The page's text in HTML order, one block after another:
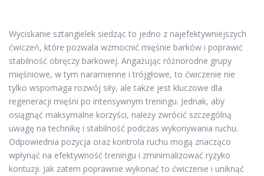
Wyciskanie sztangielek siedząc to jedno z najefektywniejszych
ćwiczeń, które pozwala wzmocnić mięśnie barków i poprawić
stabilność obręczy barkowej. Angażując różnorodne grupy
mięśniowe, w tym naramienne i trójgłowe, to ćwiczenie nie
tylko wspomaga rozwój siły, ale także jest kluczowe dla
regeneracji mięśni po intensywnym treningu. Jednak, aby
osiągnąć maksymalne korzyści, należy zwrócić szczególną
uwagę na technikę i stabilność podczas wykonywania ruchu.
Odpowiednia pozycja oraz kontrola ruchu mogą znacząco
wpłynąć na efektywność treningu i zminimalizować ryzyko
kontuzji. Jak zatem poprawnie wykonać to ćwiczenie i uniknąć